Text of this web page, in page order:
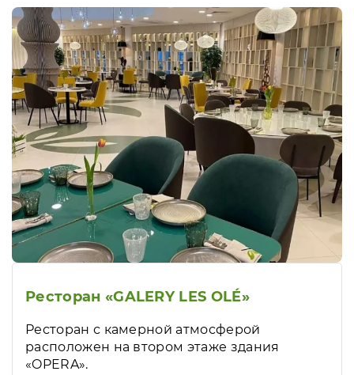
Ресторан «GALERY LES OLÉ»
Ресторан с камерной атмосферой
расположен на втором этаже здания
«OPERA».